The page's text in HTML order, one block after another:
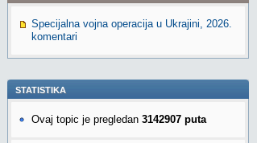
Specijalna vojna operacija u Ukrajini, 2026.
komentari
STATISTIKA
Ovaj topic je pregledan 3142907 puta